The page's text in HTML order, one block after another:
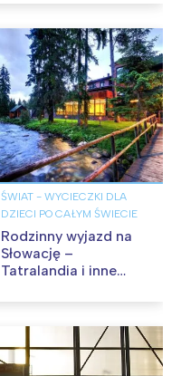
ŚWIAT - WYCIECZKI DLA
DZIECI PO CAŁYM ŚWIECIE
Rodzinny wyjazd na
Słowację –
Tatralandia i inne